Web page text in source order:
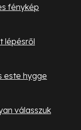
fénykép
lépésről
este hygge
válasszuk